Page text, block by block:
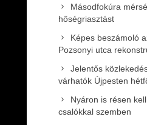
Másodfokúra
hőségriasztást
Képes beszámoló
Pozsonyi utca
Jelentős
várhatók Újpesten
Nyáron is résen
csalókkal szemben